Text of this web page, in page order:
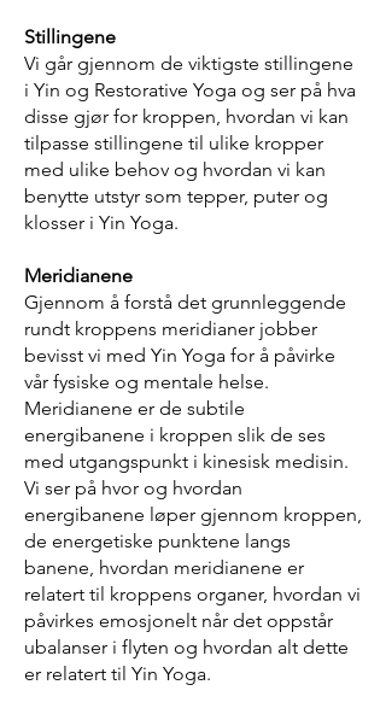
Stillingene
Vi går gjennom de viktigste stillingene
i Yin og Restorative Yoga og ser på hva
disse gjør for kroppen, hvordan vi kan
tilpasse stillingene til ulike kropper
med ulike behov og hvordan vi kan
benytte utstyr som tepper, puter og
klosser i Yin Yoga.
Meridianene
Gjennom å forstå det grunnleggende
rundt kroppens meridianer jobber
bevisst vi med Yin Yoga for å påvirke
vår fysiske og mentale helse.
Meridianene er de subtile
energibanene i kroppen slik de ses
med utgangspunkt i kinesisk medisin.
Vi ser på hvor og hvordan
energibanene løper gjennom kroppen,
de energetiske punktene langs
banene, hvordan meridianene er
relatert til kroppens organer, hvordan vi
påvirkes emosjonelt når det oppstår
ubalanser i flyten og hvordan alt dette
er relatert til Yin Yoga.